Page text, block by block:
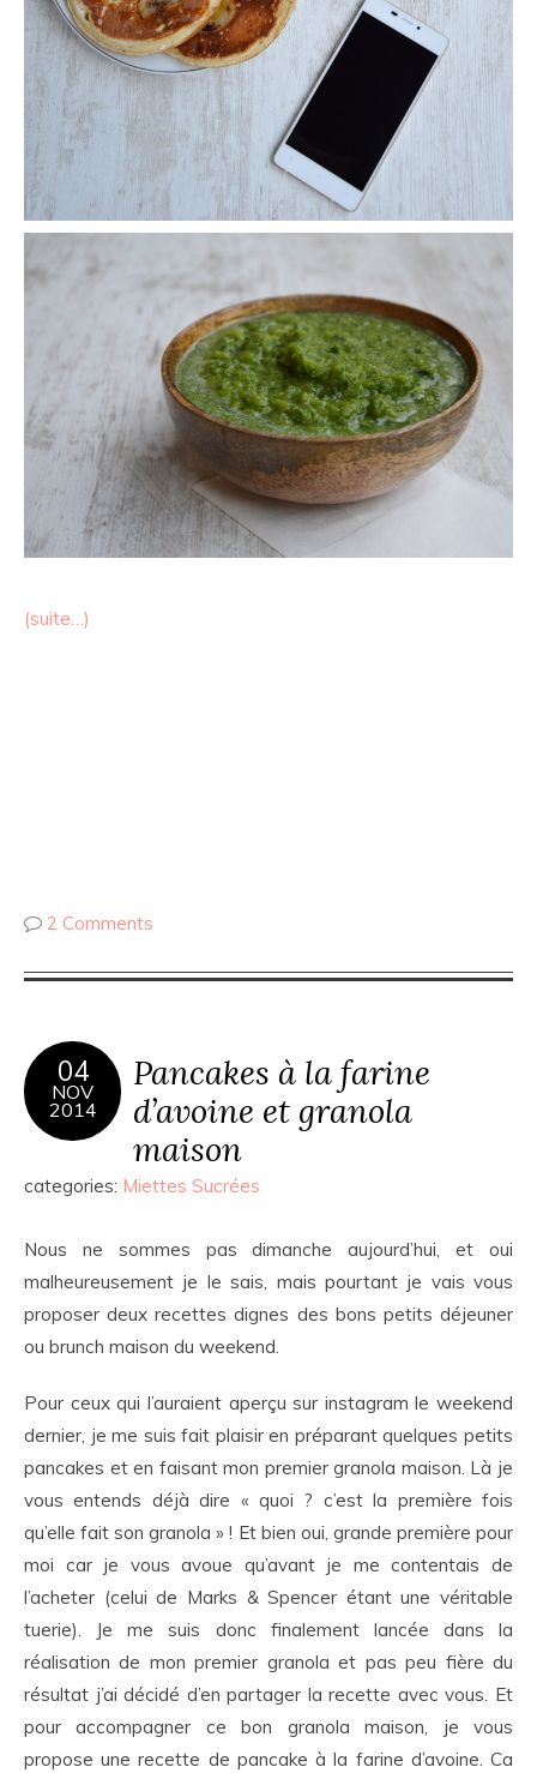
(suite…)
2 Comments
04
NOV
2014
Pancakes à la farine
d’avoine et granola
maison
categories: Miettes Sucrées
Nous ne sommes pas dimanche aujourd’hui, et oui
malheureusement je le sais, mais pourtant je vais vous
proposer deux recettes dignes des bons petits déjeuner
ou brunch maison du weekend.
Pour ceux qui l’auraient aperçu sur instagram le weekend
dernier, je me suis fait plaisir en préparant quelques petits
pancakes et en faisant mon premier granola maison. Là je
vous entends déjà dire « quoi ? c’est la première fois
qu’elle fait son granola » ! Et bien oui, grande première pour
moi car je vous avoue qu’avant je me contentais de
l’acheter (celui de Marks & Spencer étant une véritable
tuerie). Je me suis donc finalement lancée dans la
réalisation de mon premier granola et pas peu fière du
résultat j’ai décidé d’en partager la recette avec vous. Et
pour accompagner ce bon granola maison, je vous
propose une recette de pancake à la farine d’avoine. Ca